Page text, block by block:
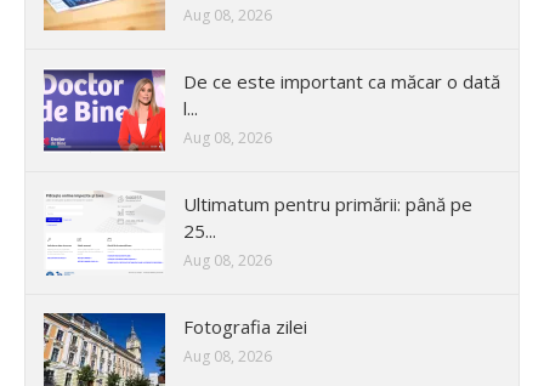
Aug 08, 2026
De ce este important ca măcar o dată
l...
Aug 08, 2026
Ultimatum pentru primării: până pe
25...
Aug 08, 2026
Fotografia zilei
Aug 08, 2026